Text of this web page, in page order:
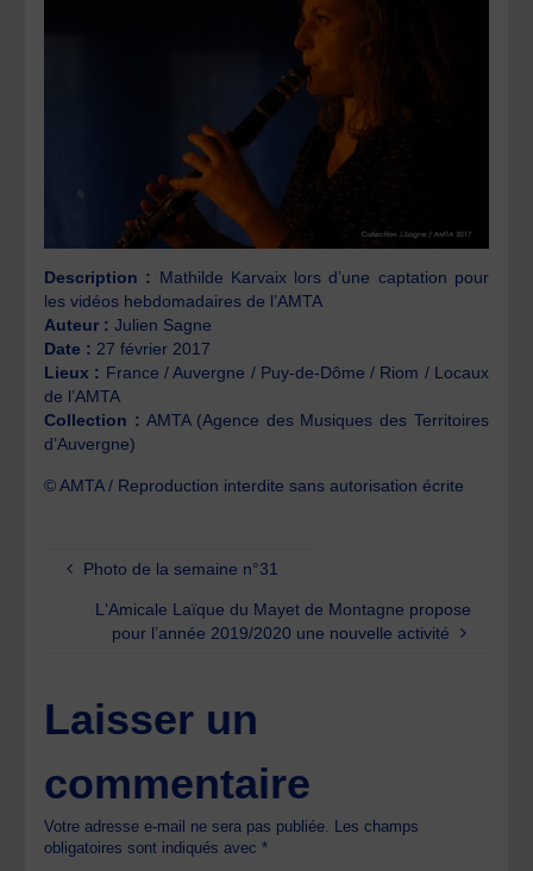
Description : Mathilde Karvaix lors d’une captation pour
les vidéos hebdomadaires de l’AMTA
Auteur : Julien Sagne
Date : 27 février 2017
Lieux : France / Auvergne / Puy-de-Dôme / Riom / Locaux
de l’AMTA
Collection : AMTA (Agence des Musiques des Territoires
d’Auvergne)
© AMTA / Reproduction interdite sans autorisation écrite
Photo de la semaine n°31
L‘Amicale Laïque du Mayet de Montagne propose
pour l’année 2019/2020 une nouvelle activité
Laisser un
commentaire
Votre adresse e-mail ne sera pas publiée. Les champs
obligatoires sont indiqués avec*